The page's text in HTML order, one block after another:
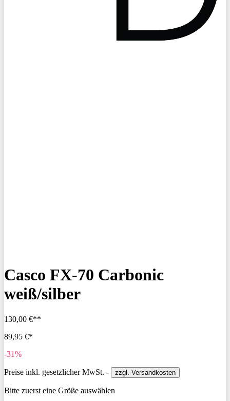
Casco FX-70 Carbonic
weiß/silber
130,00 €**
89,95 €*
-31%
Preise inkl. gesetzlicher MwSt. - zzgl. Versandkosten
Bitte zuerst eine Größe auswählen